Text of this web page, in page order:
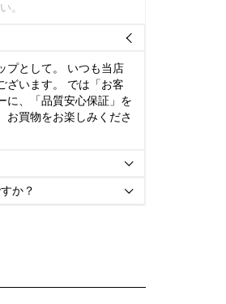
。

プとして。 いつも当店
ざいます。 では「お客
に、「品質安心保証」を
お買物をお楽しみくださ

か？ 